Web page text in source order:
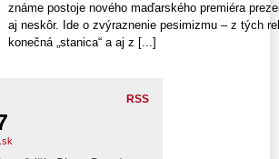
známe postoje nového maďarského premiéra
aj neskôr. Ide o zvýraznenie pesimizmu – z tých
konečná „stanica“ a aj z [...]
RSS